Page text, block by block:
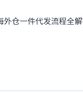
外仓一件代发流程全解